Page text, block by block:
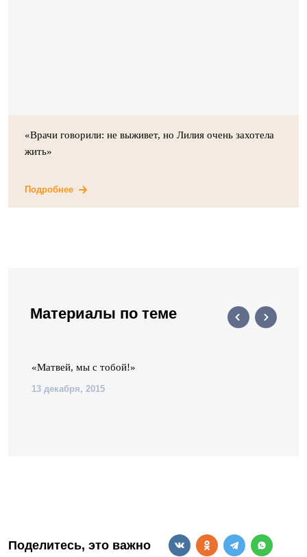
«Врачи говорили: не выживет, но Лилия очень захотела
жить»
Подробнее
Материалы по теме
«Матвей, мы с тобой!»
13 декабря, 2015
Поделитесь, это важно